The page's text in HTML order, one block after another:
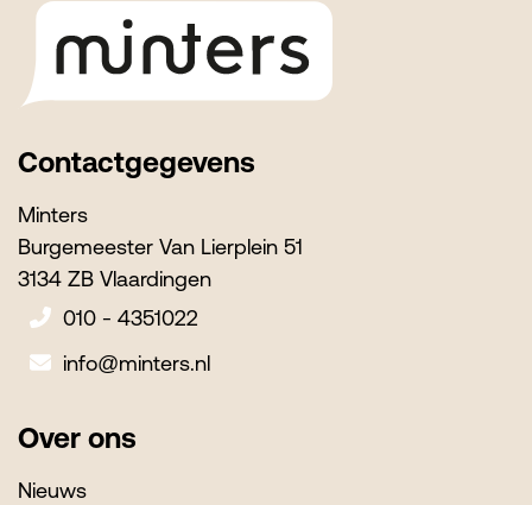
Contactgegevens
Minters
Burgemeester Van Lierplein 51
3134 ZB Vlaardingen
010 - 4351022
info@minters.nl
Over ons
Nieuws